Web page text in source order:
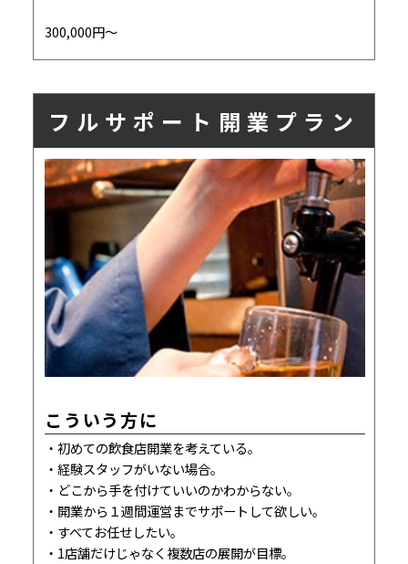
300,000円〜
フルサポート開業プラン
こういう方に
初めての飲食店開業を考えている。
経験スタッフがいない場合。
どこから手を付けていいのかわからない。
開業から１週間運営までサポートして欲しい。
すべてお任せしたい。
1店舗だけじゃなく複数店の展開が目標。